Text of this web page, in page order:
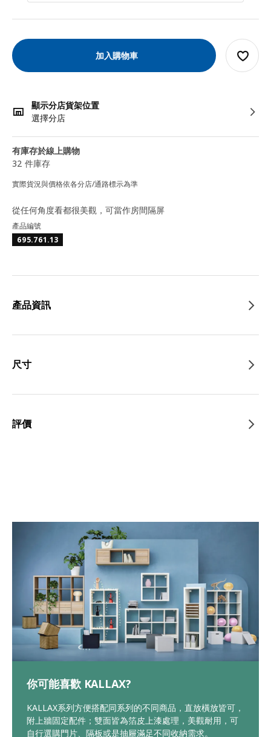
加入購物車
顯示分店貨架位置
選擇分店
有庫存於線上購物
32 件庫存
實際貨況與價格依各分店/通路標示為準
從任何角度看都很美觀，可當作房間隔屏
產品編號
695.761.13
產品資訊
尺寸
評價
你可能喜歡 KALLAX?
KALLAX系列方便搭配同系列的不同商品，直放橫放皆可，
附上牆固定配件；雙面皆為箔皮上漆處理，美觀耐用，可
自行選購門片、隔板或是抽屜滿足不同收納需求。